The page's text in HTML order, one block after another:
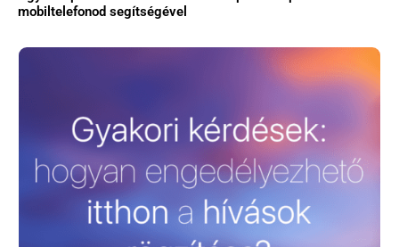
mobiltelefonod segítségével